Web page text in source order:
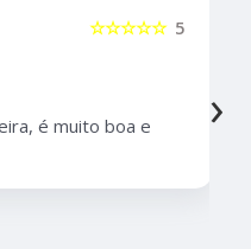
5
☆☆☆☆☆
é muito boa e
›